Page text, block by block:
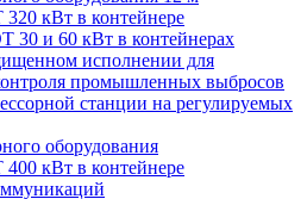
кВт в контейнере
30 и 60 кВт в контейнерах
исполнении для
промышленных выбросов
станции на регулируемых
оборудования
кВт в контейнере